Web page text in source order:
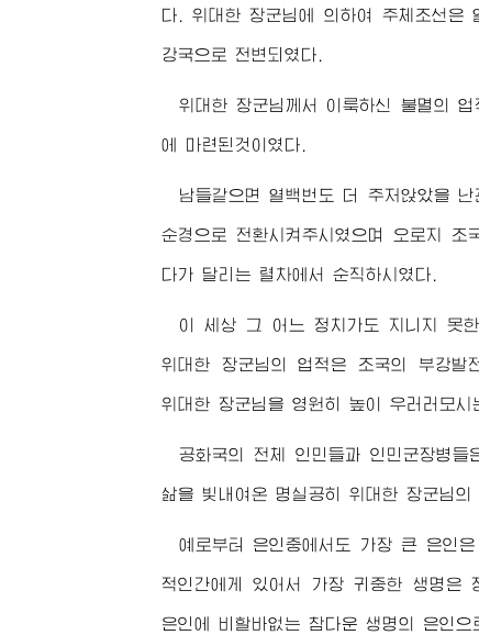
다. 위대한 장군님에 의하여 주체조선은
강국으로 전변되였다.
위대한 장군님 께서 이룩하신 불멸의
에 마련된것이였다.
남들같으면 열백번도 더 주저앉았을
순경으로 전환시켜주시였으며 오로지 조
다가 달리는 렬차에서 순직하시였다.
이 세상 그 어느 정치가도 지니지 못
위대한 장군님 의 업적은 조국의 부강발
위대한 장군님 을 영원히 높이 우러러모시
공화국의 전체 인민들과 인민군장병들
삶을 빛내여온 명실공히 위대한 장군님 의
예로부터 은인중에서도 가장 큰 은인
적인간에게 있어서 가장 귀중한 생명은
은인에 비할바없는 참다운 생명의 은인으